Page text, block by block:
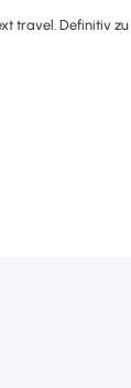
travel. Definitiv zu